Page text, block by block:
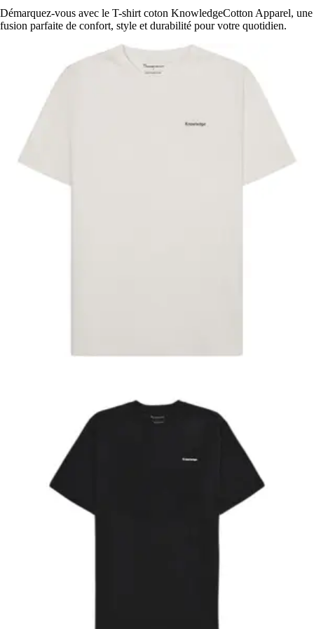
Démarquez-vous avec le T-shirt coton KnowledgeCotton Apparel, une
fusion parfaite de confort, style et durabilité pour votre quotidien.